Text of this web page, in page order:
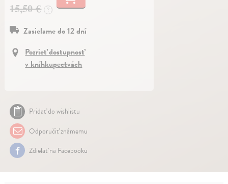
15,50 €
?
Zasielame do 12 dní
Pozrieť dostupnosť
v kníhkupectvách
Pridať do wishlistu
Odporučiť známemu
Zdielať na Facebooku